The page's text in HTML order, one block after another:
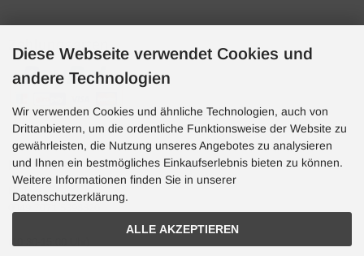
Zahlungsarten
Hotline
Hotline
(10:30-15:00 Uhr)
Diese Webseite verwendet Cookies und
andere Technologien
Wir verwenden Cookies und ähnliche Technologien, auch von
Drittanbietern, um die ordentliche Funktionsweise der Website zu
gewährleisten, die Nutzung unseres Angebotes zu analysieren
und Ihnen ein bestmögliches Einkaufserlebnis bieten zu können.
Weitere Informationen finden Sie in unserer
Datenschutzerklärung.
ALLE AKZEPTIEREN